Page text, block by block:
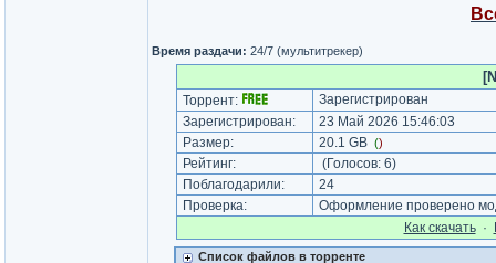
Время раздачи: 24/7 (мультитрекер)
Торрент:
Зарегистрирован
Зарегистрирован:
23 Май 2026 15:46:03
Размер:
20.1 GB ()
Рейтинг: (Голосов: 6)
Поблагодарили:
24
Проверка:
Оформление проверено
Как cкачать·
Список файлов в торренте